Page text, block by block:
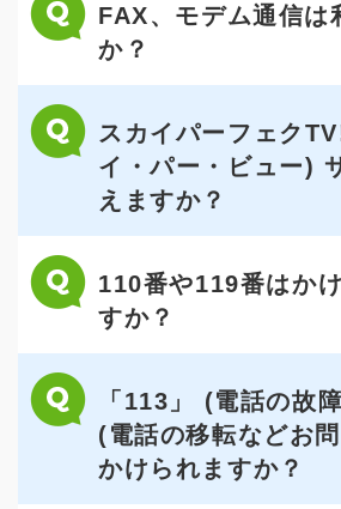
FAX、モデム通信は
か？
スカイパーフェク
イ・パー・ビュー)
えますか？
110番や119番はか
すか？
「113」 (電話の故
(電話の移転などお
かけられますか？